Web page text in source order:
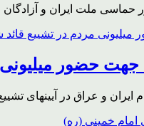
حماسی ملت ایران و
جهت حضور
و عراق در آیینهای